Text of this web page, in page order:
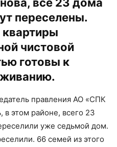
все 23 дома
переселены.
квартиры
чистовой
готовы к
правления АО «СПК
в этом районе, всего 23
уже седьмой дом.
66 семей из этого